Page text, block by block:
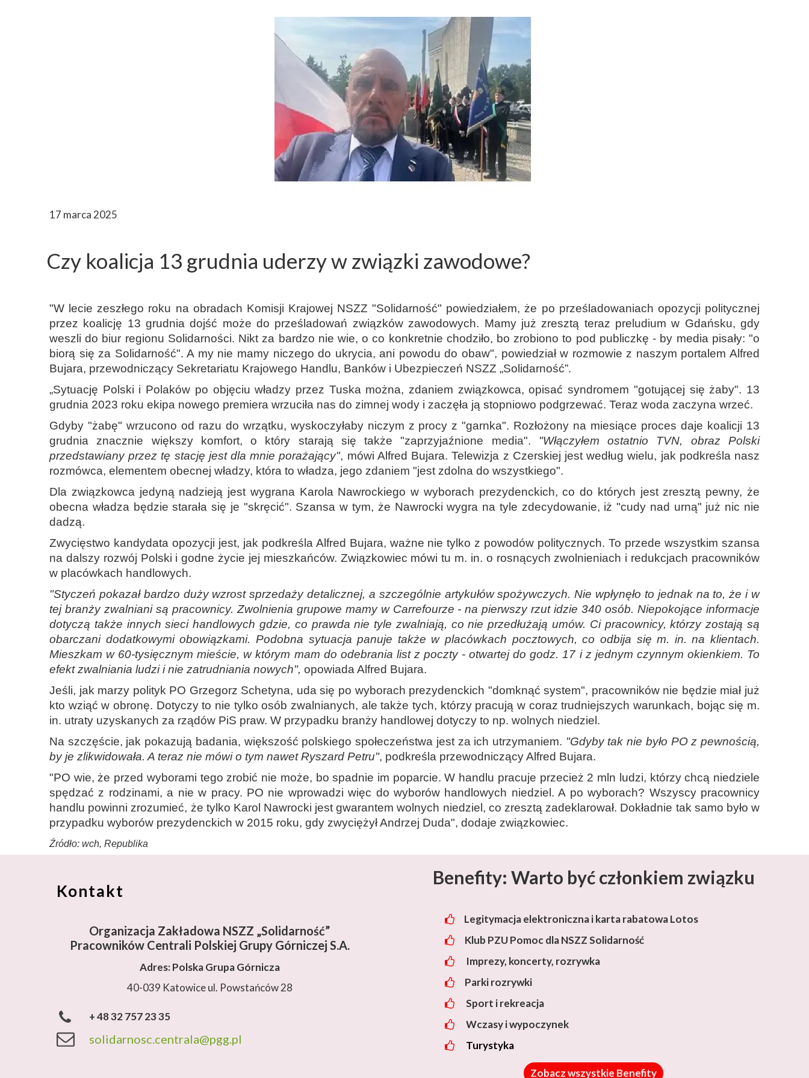
17 marca 2025
Czy koalicja 13 grudnia uderzy w związki zawodowe?
"W lecie zeszłego roku na obradach Komisji Krajowej NSZZ "Solidarność" powiedziałem, że po prześladowaniach opozycji politycznej
przez koalicję 13 grudnia dojść może do prześladowań związków zawodowych. Mamy już zresztą teraz preludium w Gdańsku, gdy
weszli do biur regionu Solidarności. Nikt za bardzo nie wie, o co konkretnie chodziło, bo zrobiono to pod publiczkę - by media pisały: "o
biorą się za Solidarność". A my nie mamy niczego do ukrycia, ani powodu do obaw", powiedział w rozmowie z naszym portalem Alfred
Bujara, przewodniczący Sekretariatu Krajowego Handlu, Banków i Ubezpieczeń NSZZ „Solidarność”.
„Sytuację Polski i Polaków po objęciu władzy przez Tuska można, zdaniem związkowca, opisać syndromem "gotującej się żaby". 13
grudnia 2023 roku ekipa nowego premiera wrzuciła nas do zimnej wody i zaczęła ją stopniowo podgrzewać. Teraz woda zaczyna wrzeć.
Gdyby "żabę" wrzucono od razu do wrzątku, wyskoczyłaby niczym z procy z "garnka". Rozłożony na miesiące proces daje koalicji 13
grudnia znacznie większy komfort, o który starają się także "zaprzyjaźnione media". "Włączyłem ostatnio TVN, obraz Polski
przedstawiany przez tę stację jest dla mnie porażający", mówi Alfred Bujara. Telewizja z Czerskiej jest według wielu, jak podkreśla nasz
rozmówca, elementem obecnej władzy, która to władza, jego zdaniem "jest zdolna do wszystkiego".
Dla związkowca jedyną nadzieją jest wygrana Karola Nawrockiego w wyborach prezydenckich, co do których jest zresztą pewny, że
obecna władza będzie starała się je "skręcić". Szansa w tym, że Nawrocki wygra na tyle zdecydowanie, iż "cudy nad urną" już nic nie
dadzą.
Zwycięstwo kandydata opozycji jest, jak podkreśla Alfred Bujara, ważne nie tylko z powodów politycznych. To przede wszystkim szansa
na dalszy rozwój Polski i godne życie jej mieszkańców. Związkowiec mówi tu m. in. o rosnących zwolnieniach i redukcjach pracowników
w placówkach handlowych.
"Styczeń pokazał bardzo duży wzrost sprzedaży detalicznej, a szczególnie artykułów spożywczych. Nie wpłynęło to jednak na to, że i w
tej branży zwalniani są pracownicy. Zwolnienia grupowe mamy w Carrefourze - na pierwszy rzut idzie 340 osób. Niepokojące informacje
dotyczą także innych sieci handlowych gdzie, co prawda nie tyle zwalniają, co nie przedłużają umów. Ci pracownicy, którzy zostają są
obarczani dodatkowymi obowiązkami. Podobna sytuacja panuje także w placówkach pocztowych, co odbija się m. in. na klientach.
Mieszkam w 60-tysięcznym mieście, w którym mam do odebrania list z poczty - otwartej do godz. 17 i z jednym czynnym okienkiem. To
efekt zwalniania ludzi i nie zatrudniania nowych", opowiada Alfred Bujara.
Jeśli, jak marzy polityk PO Grzegorz Schetyna, uda się po wyborach prezydenckich "domknąć system", pracowników nie będzie miał już
kto wziąć w obronę. Dotyczy to nie tylko osób zwalnianych, ale także tych, którzy pracują w coraz trudniejszych warunkach, bojąc się m.
in. utraty uzyskanych za rządów PiS praw. W przypadku branży handlowej dotyczy to np. wolnych niedziel.
Na szczęście, jak pokazują badania, większość polskiego społeczeństwa jest za ich utrzymaniem. "Gdyby tak nie było PO z pewnością,
by je zlikwidowała. A teraz nie mówi o tym nawet Ryszard Petru", podkreśla przewodniczący Alfred Bujara.
"PO wie, że przed wyborami tego zrobić nie może, bo spadnie im poparcie. W handlu pracuje przecież 2 mln ludzi, którzy chcą niedziele
spędzać z rodzinami, a nie w pracy. PO nie wprowadzi więc do wyborów handlowych niedziel. A po wyborach? Wszyscy pracownicy
handlu powinni zrozumieć, że tylko Karol Nawrocki jest gwarantem wolnych niedziel, co zresztą zadeklarował. Dokładnie tak samo było w
przypadku wyborów prezydenckich w 2015 roku, gdy zwyciężył Andrzej Duda", dodaje związkowiec.
Źródło: wch, Republika
Benefity: Warto być członkiem związku
Legitymacja elektroniczna i karta rabatowa Lotos
Klub PZU Pomoc dla NSZZ Solidarność
Imprezy, koncerty, rozrywka
Parki rozrywki
Sport i rekreacja
Wczasy i wypoczynek
Turystyka
Zobacz wszystkie Benefity
Kontakt
solidarnosc.centrala@pgg.pl
+ 48 32 757 23 35
Adres: Polska Grupa Górnicza
40-039 Katowice ul. Powstańców 28
Organizacja Zakładowa NSZZ „Solidarność”
Pracowników Centrali Polskiej Grupy Górniczej S.A.